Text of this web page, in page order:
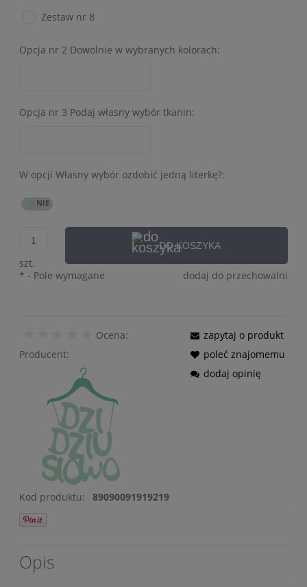
Zestaw nr 8
Opcja nr 2 Dowolnie w wybranych kolorach:
Opcja nr 3 Podaj własny wybór tkanin:
W opcji Własny wybór ozdobić jedną literkę?:
szt.
DO KOSZYKA
dodaj do przechowalni
* - Pole wymagane
Ocena:
Producent:
Kod produktu: 89090091919219
zapytaj o produkt
poleć znajomemu
dodaj opinię
Opis